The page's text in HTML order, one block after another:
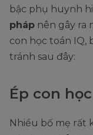
bậc phụ huynh
pháp nên gây ra
con học toán IQ,
tránh sau đây:
Ép con
Nhiều bố mẹ rất